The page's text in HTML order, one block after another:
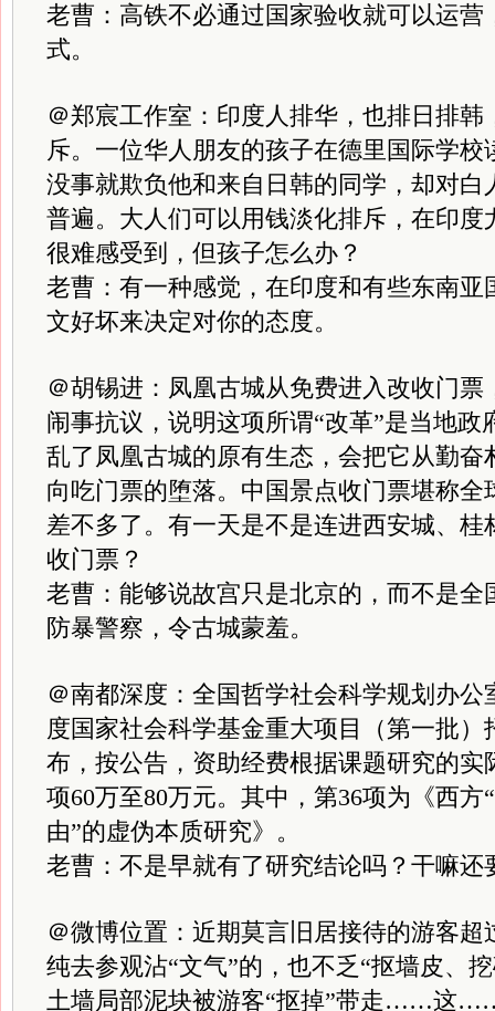
老曹：高铁不必通过国家验收就可以运营
式。
＠郑宸工作室：印度人排华，也排日排韩
斥。一位华人朋友的孩子在德里国际学
没事就欺负他和来自日韩的同学，却对白
普遍。大人们可以用钱淡化排斥，在印度
很难感受到，但孩子怎么办？
老曹：有一种感觉，在印度和有些东南亚
文好坏来决定对你的态度。
＠胡锡进：凤凰古城从免费进入改收门
闹事抗议，说明这项所谓“改革”是当地政
乱了凤凰古城的原有生态，会把它从勤奋
向吃门票的堕落。中国景点收门票堪称全
差不多了。有一天是不是连进西安城、桂
收门票？
老曹：能够说故宫只是北京的，而不是全
防暴警察，令古城蒙羞。
＠南都深度：全国哲学社会科学规划办公
度国家社会科学基金重大项目（第一批
布，按公告，资助经费根据课题研究的实
项60万至80万元。其中，第36项为《西方
由”的虚伪本质研究》。
老曹：不是早就有了研究结论吗？干嘛还
＠微博位置：近期莫言旧居接待的游客
纯去参观沾“文气”的，也不乏“抠墙皮、
土墙局部泥块被游客“抠掉”带走……这